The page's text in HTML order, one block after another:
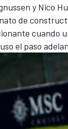
y Nico
de
cuando
el paso